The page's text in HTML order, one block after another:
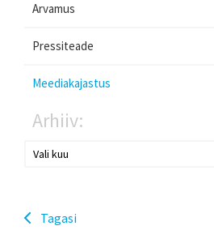
Arvamus
Pressiteade
Meediakajastus
Arhiiv:
Tagasi